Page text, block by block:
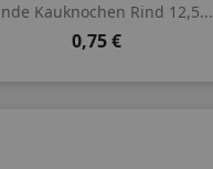
Kauknochen Rind 12,5...
Preis
0,75 €